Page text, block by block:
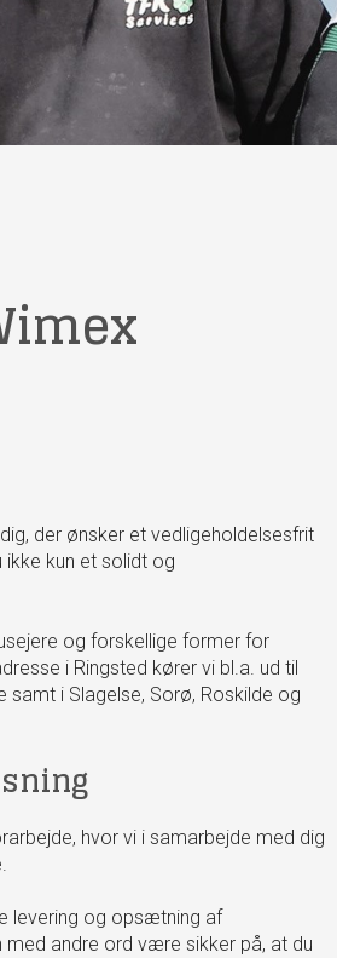
der ønsker et vedligeholdelsesfrit
ikke kun et solidt og
og forskellige former for
i Ringsted kører vi bl.a. ud til
i Slagelse, Sorø, Roskilde og
hvor vi i samarbejde med dig
levering og opsætning af
med andre ord være sikker på, at du